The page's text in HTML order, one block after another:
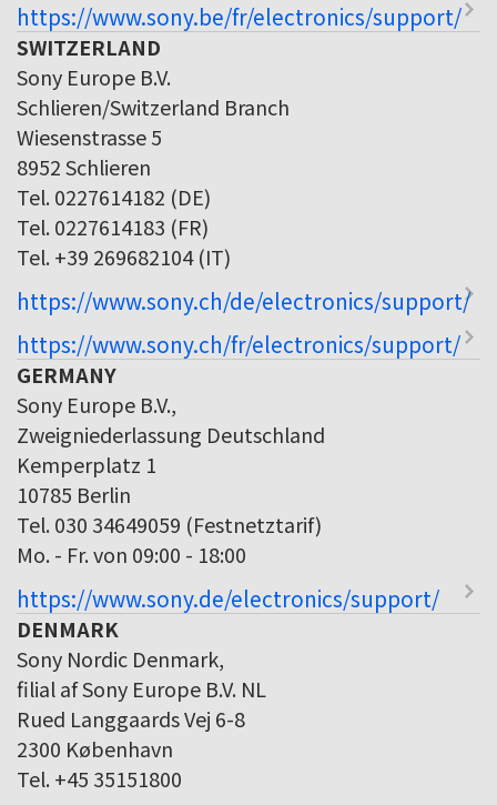
https://www.sony.be/fr/electronics/support/
SWITZERLAND
Sony Europe B.V.
Schlieren/Switzerland Branch
Wiesenstrasse 5
8952 Schlieren
Tel. 0227614182 (DE)
Tel. 0227614183 (FR)
Tel. +39 269682104 (IT)
https://www.sony.ch/de/electronics/support/
https://www.sony.ch/fr/electronics/support/
GERMANY
Sony Europe B.V.,
Zweigniederlassung Deutschland
Kemperplatz 1
10785 Berlin
Tel. 030 34649059 (Festnetztarif)
Mo. - Fr. von 09:00 - 18:00
https://www.sony.de/electronics/support/
DENMARK
Sony Nordic Denmark,
filial af Sony Europe B.V. NL
Rued Langgaards Vej 6-8
2300 København
Tel. +45 35151800